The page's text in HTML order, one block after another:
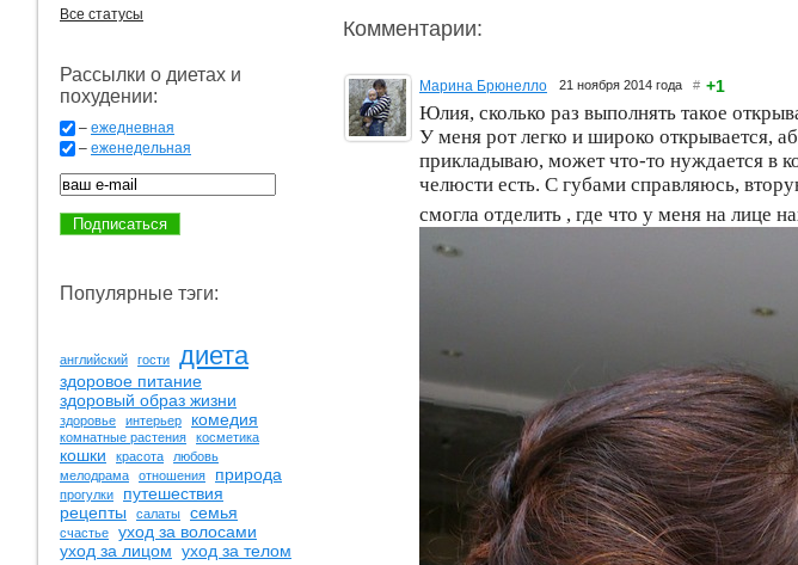
Комментарии:
Марина Брюнелло 21 ноября 2014 года # +1
Юлия, сколько раз выполнять такое
У меня рот легко и широко открывается,
прикладываю, может что-то нуждается в
челюсти есть. С губами справляюсь,
смогла отделить , где что у меня на лице
Все статусы
Рассылки о диетах и
похудении:
– ежедневная
– еженедельная
Популярные тэги:
английский гости диета
здоровое питание
здоровый образ жизни
здоровье интерьер комедия
комнатные растения косметика
кошки красота
любовь
мелодрама
отношения природа
прогулки
путешествия
рецепты
салаты семья
счастье
уход за волосами
уход за лицом уход за телом